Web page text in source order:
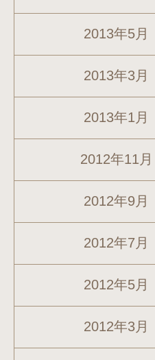
2013年5月
2013年3月
2013年1月
2012年11月
2012年9月
2012年7月
2012年5月
2012年3月